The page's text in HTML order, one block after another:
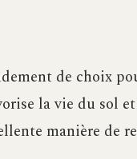
de choix
la vie du sol
manière de